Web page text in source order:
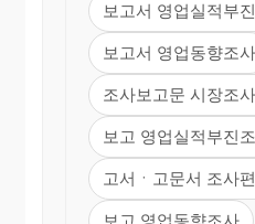
보고서 영업실적부
보고서 영업동향조사
조사보고문 시장조
보고 영업실적부진
고서ㆍ고문서 조사